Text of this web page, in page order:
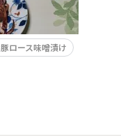
豚ロース味噌漬け